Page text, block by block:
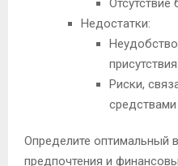
Отсутствие
Недостатки:
присутствия.
Риски,
Определите оптимальный
предпочтения и